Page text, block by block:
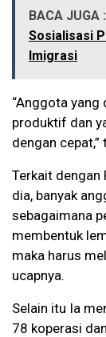
BACA JUGA :
Sosialisasi
Imigrasi
“Anggota
produktif dan
dengan cepat,”
Terkait dengan
dia, banyak
sebagaimana
membentuk
maka harus
ucapnya.
Selain itu Ia
78 koperasi